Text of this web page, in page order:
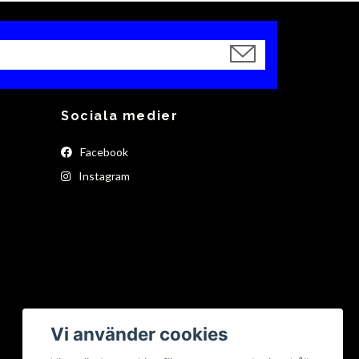
Sociala medier
Facebook
Instagram
Vi använder cookies